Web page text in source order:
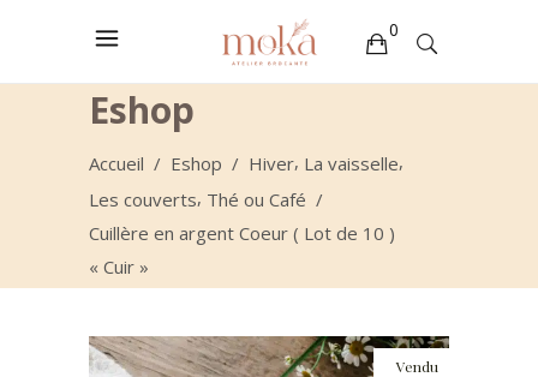
0
Votre sélection est vide
Eshop
Accueil / Eshop / Hiver, La vaisselle,
Les couverts, Thé ou Café /
Cuillère en argent Coeur ( Lot de 10 )
« Cuir »
Vendu